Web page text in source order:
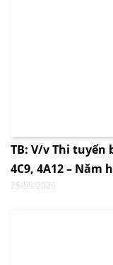
TB: V/v Thi tuyển
4C9, 4A12 – Năm
25/05/2026